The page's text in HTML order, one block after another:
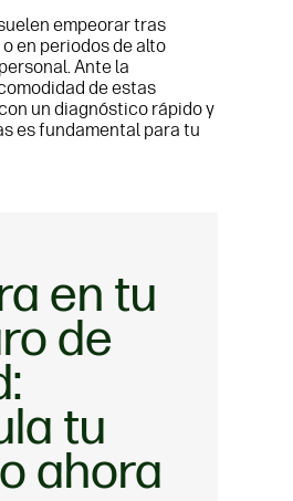
empeorar tras
en periodos de alto
Ante la
de estas
un diagnóstico rápido y
es fundamental para tu
en tu
de
tu
ahora